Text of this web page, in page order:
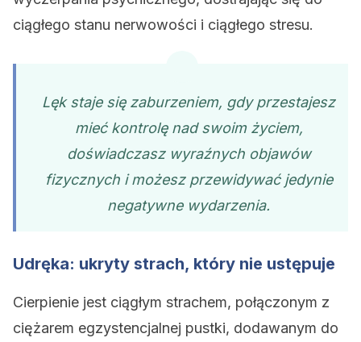
ciągłego stanu nerwowości i ciągłego stresu.
Lęk staje się zaburzeniem, gdy przestajesz
mieć kontrolę nad swoim życiem,
doświadczasz wyraźnych objawów
fizycznych i możesz przewidywać jedynie
negatywne wydarzenia.
Udręka: ukryty strach, który nie ustępuje
Cierpienie jest ciągłym strachem, połączonym z
ciężarem egzystencjalnej pustki, dodawanym do